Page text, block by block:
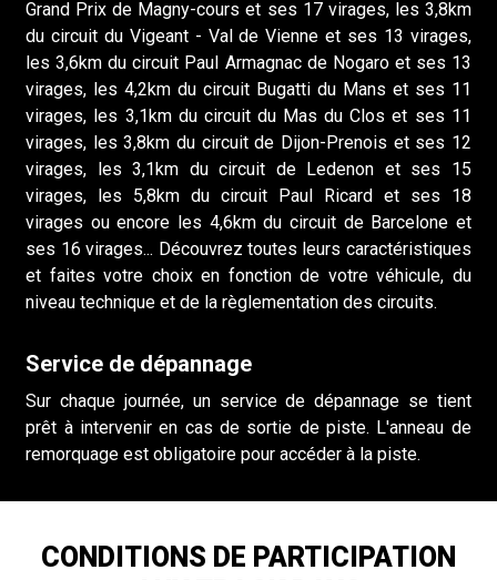
Grand Prix de Magny-cours et ses 17 virages, les 3,8km
du circuit du Vigeant - Val de Vienne et ses 13 virages,
les 3,6km du circuit Paul Armagnac de Nogaro et ses 13
virages, les 4,2km du circuit Bugatti du Mans et ses 11
virages, les 3,1km du circuit du Mas du Clos et ses 11
virages, les 3,8km du circuit de Dijon-Prenois et ses 12
virages, les 3,1km du circuit de Ledenon et ses 15
virages, les 5,8km du circuit Paul Ricard et ses 18
virages ou encore les 4,6km du circuit de Barcelone et
ses 16 virages... Découvrez toutes leurs caractéristiques
et faites votre choix en fonction de votre véhicule, du
niveau technique et de la règlementation des circuits.
Service de dépannage
Sur chaque journée, un service de dépannage se tient
prêt à intervenir en cas de sortie de piste. L'anneau de
remorquage est obligatoire pour accéder à la piste.
CONDITIONS DE PARTICIPATION